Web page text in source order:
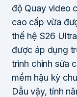
độ Quay video
cao cấp vừa
thế hệ S26
được áp dụng
trình chỉnh sửa
mềm hậu kỳ
Dẫu vậy, tính